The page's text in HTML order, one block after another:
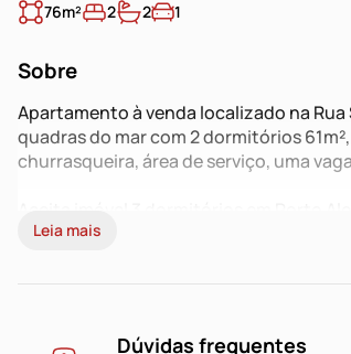
76m² 2 2 1
Sobre
Apartamento à venda localizado na
quadras do mar com 2 dormitórios
churrasqueira, área de serviço, uma
Leia mais
Dúvidas frequentes